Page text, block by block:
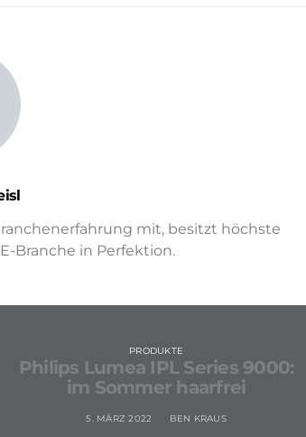
mit, besitzt höchste
Branche in Perfektion.
PRODUKTE
Philips Lumea IPL Series 9000:
im Sommer haarfrei
5. MÄRZ 2022 BEN KRAUS